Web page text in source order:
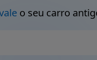
o seu carro